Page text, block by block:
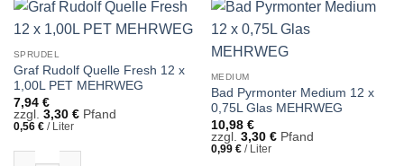
SPRUDEL
Graf Rudolf Quelle Fresh 12 x
1,00L PET MEHRWEG
7,94 €
zzgl. 3,30 €Pfand
0,56 €/ Liter
Graf Rudolf Quelle Fresh 12 x 1,00L PET MEHRWEG Menge
MEDIUM
Bad Pyrmonter Medium 12 x
0,75L Glas MEHRWEG
10,98 €
zzgl. 3,30 €Pfand
0,99 €/ Liter